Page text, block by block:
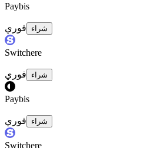
Paybis
فوري شراء
Switchere
فوري شراء
Paybis
فوري شراء
Switchere